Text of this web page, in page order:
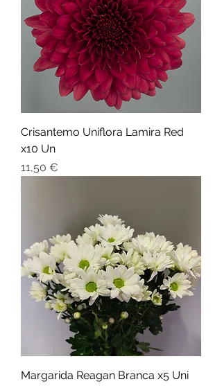
Crisantemo Uniflora Lamira Red
x10 Un
Preço
11,50 €
Margarida Reagan Branca x5 Uni